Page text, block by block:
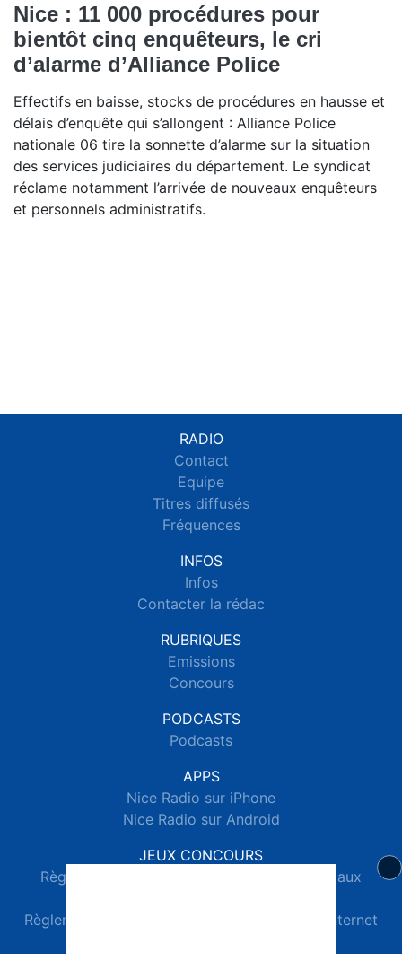
Nice : 11 000 procédures pour
bientôt cinq enquêteurs, le cri
d’alarme d’Alliance Police
Effectifs en baisse, stocks de procédures en hausse et
délais d’enquête qui s’allongent : Alliance Police
nationale 06 tire la sonnette d’alarme sur la situation
des services judiciaires du département. Le syndicat
réclame notamment l’arrivée de nouveaux enquêteurs
et personnels administratifs.
RADIO
Contact
Equipe
Titres diffusés
Fréquences
INFOS
Infos
Contacter la rédac
RUBRIQUES
Emissions
Concours
PODCASTS
Podcasts
APPS
Nice Radio sur iPhone
Nice Radio sur Android
JEUX CONCOURS
Règlements des jeux concours réseaux sociaux
Règlements des jeux concours téléphone et internet